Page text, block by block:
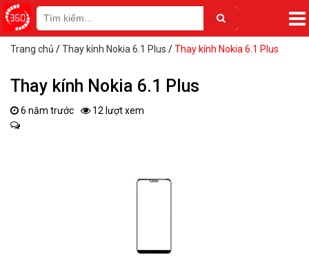
Trang chủ /Thay kính Nokia 6.1 Plus /Thay kính Nokia 6.1 Plus
Thay kính Nokia 6.1 Plus
6 năm trước 12 lượt xem